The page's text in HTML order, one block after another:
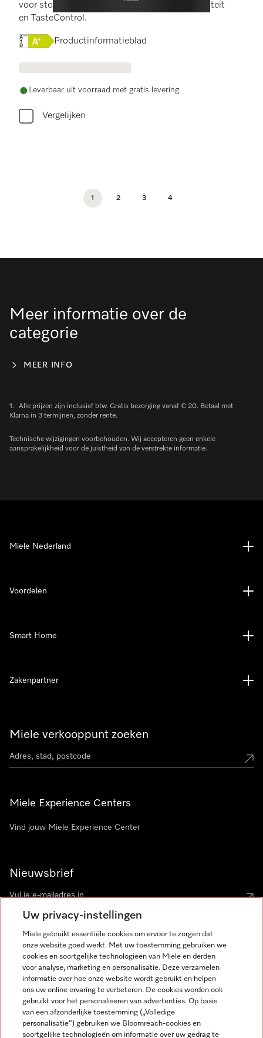
voor stomen, bakken en braden met connectiviteit
en TasteControl.
Online Label Flag, Energielabel
Productinformatieblad
Leverbaar uit voorraad met gratis levering
Vergelijken
1 2 3 4
Meer informatie over de
categorie
MEER INFO
1.
Alle prijzen zijn inclusief btw. Gratis bezorging vanaf € 20. Betaal met
Klarna in 3 termijnen, zonder rente.
Technische wijzigingen voorbehouden. Wij accepteren geen enkele
aansprakelijkheid voor de juistheid van de verstrekte informatie.
Miele verkooppunt zoeken
Miele Experience Centers
Vind jouw Miele Experience Center
Nieuwsbrief
Miele Nederland
Voordelen
Smart Home
Zakenpartner
Miele op Instagram
Miele op Facebook
Miele op Youtube
Uw privacy-instellingen
Miele gebruikt essentiële cookies om ervoor te zorgen dat
onze website goed werkt. Met uw toestemming gebruiken we
cookies en soortgelijke technologieën van Miele en derden
voor analyse, marketing en personalisatie. Deze verzamelen
informatie over hoe onze website wordt gebruikt en helpen
ons uw online ervaring te verbeteren. De cookies worden ook
gebruikt voor het personaliseren van advertenties. Op basis
van een afzonderlijke toestemming („Volledige
personalisatie“) gebruiken we Bloomreach-cookies en
soortgelijke technologieën om informatie over uw gedrag te